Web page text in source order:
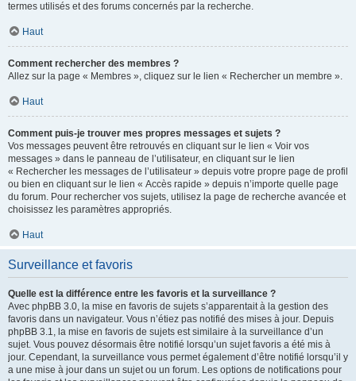
termes utilisés et des forums concernés par la recherche.
Haut
Comment rechercher des membres ?
Allez sur la page « Membres », cliquez sur le lien « Rechercher un membre ».
Haut
Comment puis-je trouver mes propres messages et sujets ?
Vos messages peuvent être retrouvés en cliquant sur le lien « Voir vos
messages » dans le panneau de l’utilisateur, en cliquant sur le lien
« Rechercher les messages de l’utilisateur » depuis votre propre page de profil
ou bien en cliquant sur le lien « Accès rapide » depuis n’importe quelle page
du forum. Pour rechercher vos sujets, utilisez la page de recherche avancée et
choisissez les paramètres appropriés.
Haut
Surveillance et favoris
Quelle est la différence entre les favoris et la surveillance ?
Avec phpBB 3.0, la mise en favoris de sujets s’apparentait à la gestion des
favoris dans un navigateur. Vous n’étiez pas notifié des mises à jour. Depuis
phpBB 3.1, la mise en favoris de sujets est similaire à la surveillance d’un
sujet. Vous pouvez désormais être notifié lorsqu’un sujet favoris a été mis à
jour. Cependant, la surveillance vous permet également d’être notifié lorsqu’il y
a une mise à jour dans un sujet ou un forum. Les options de notifications pour